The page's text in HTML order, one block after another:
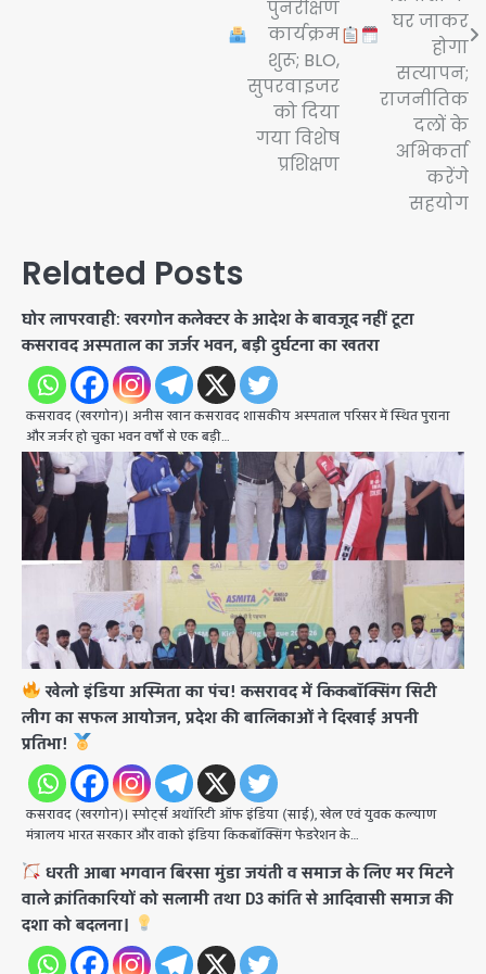
पुनरीक्षण
कार्यक्रम
शुरू; BLO,
सुपरवाइजर
को दिया
गया विशेष
प्रशिक्षण
घर जाकर
होगा
सत्यापन;
राजनीतिक
दलों के
अभिकर्ता
करेंगे
सहयोग
Related Posts
घोर लापरवाही: खरगोन कलेक्टर के आदेश के बावजूद नहीं टूटा
कसरावद अस्पताल का जर्जर भवन, बड़ी दुर्घटना का खतरा
कसरावद (खरगोन)। अनीस खान कसरावद शासकीय अस्पताल परिसर में स्थित पुराना
और जर्जर हो चुका भवन वर्षों से एक बड़ी…
खेलो इंडिया अस्मिता का पंच! कसरावद में किकबॉक्सिंग सिटी
लीग का सफल आयोजन, प्रदेश की बालिकाओं ने दिखाई अपनी
प्रतिभा!
कसरावद (खरगोन)। ​स्पोर्ट्स अथॉरिटी ऑफ इंडिया (साई), खेल एवं युवक कल्याण
मंत्रालय भारत सरकार और वाको इंडिया किकबॉक्सिंग फेडरेशन के…
धरती आबा भगवान बिरसा मुंडा जयंती व समाज के लिए मर मिटने
वाले क्रांतिकारियों को सलामी तथा D3 कांति से आदिवासी समाज की
दशा को बदलना।